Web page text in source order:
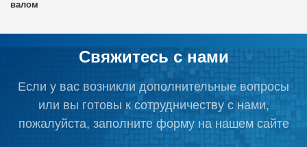
валом
Свяжитесь с нами
Если у вас возникли дополнительные вопросы
или вы готовы к сотрудничеству с нами,
пожалуйста, заполните форму на нашем сайте